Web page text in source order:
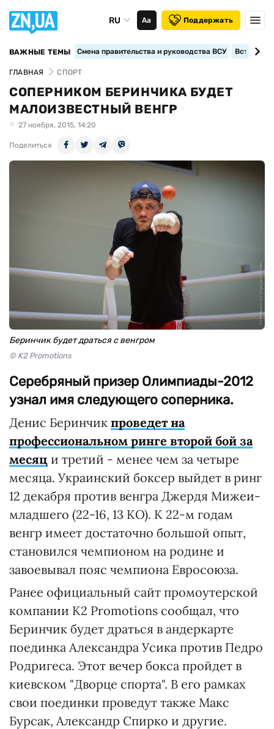
RU Аа Поддержать
ВАЖНЫЕ ТЕМЫ Смена правительства и руководства ВСУ
ГЛАВНАЯ СПОРТ
СОПЕРНИКОМ БЕРИНЧИКА БУДЕТ
МАЛОИЗВЕСТНЫЙ ВЕНГР
27 ноября, 2015, 14:20
Поделиться
Беринчик будет драться с венгром
© K2 Promotions
Серебряный призер Олимпиады-2012
узнал имя следующего соперника.
Денис Беринчик проведет на
профессиональном ринге второй бой за
месяц и третий - менее чем за четыре
месяца. Украинский боксер выйдет в ринг
12 декабря против венгра Джердя Мижеи-
младшего (22-16, 13 КО). К 22-м годам
венгр имеет достаточно большой опыт,
становился чемпионом на родине и
завоевывал пояс чемпиона Евросоюза.
Ранее официальный сайт промоутерской
компании K2 Promotions сообщал, что
Беринчик будет драться в андеркарте
поединка Александра Усика против Педро
Родригеса. Этот вечер бокса пройдет в
киевском "Дворце спорта". В его рамках
свои поединки проведут также Макс
Бурсак, Александр Спирко и другие.